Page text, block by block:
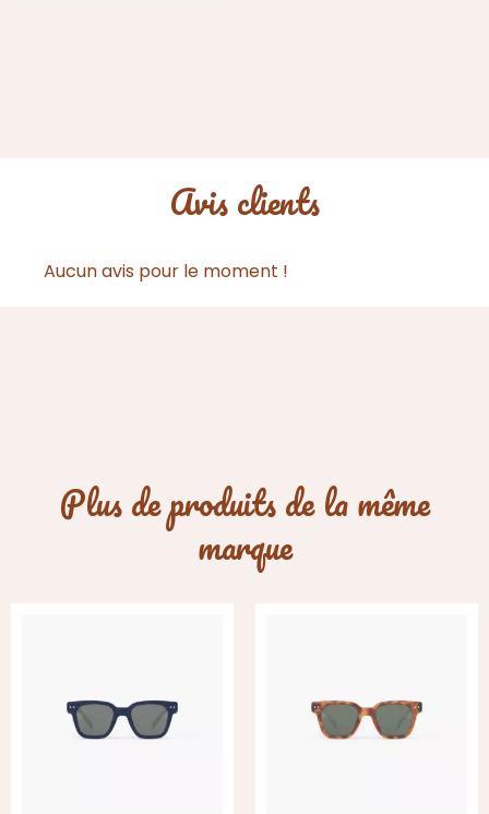
Avis clients
Aucun avis pour le moment !
Plus de produits de la même
marque